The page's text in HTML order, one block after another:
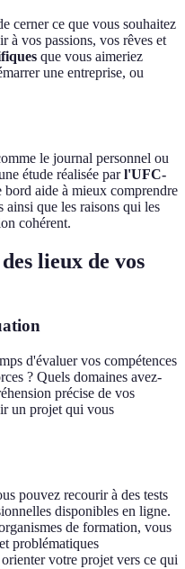
cerner ce que vous souhaitez
à vos passions, vos rêves et
que vous aimeriez
une entreprise, ou
le journal personnel ou
étude réalisée parl'UFC-
aide à mieux comprendre
ainsi que les raisons qui les
cohérent.
lieux de vos
d'évaluer vos compétences
? Quels domaines avez-
précise de vos
un projet qui vous
pouvez recourir à des tests
disponibles en ligne.
de formation, vous
problématiques
votre projet vers ce qui